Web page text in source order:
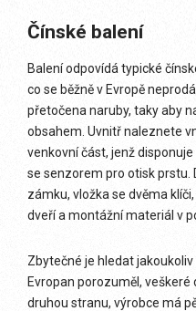
Čínské balení
Balení odpovídá typické
co se běžně v Evropě
přetočena naruby, taky aby
obsahem. Uvnitř naleznete
venkovní část, jenž
se senzorem pro otisk prstu.
zámku, vložka se dvěma
dveří a montážní materiál v
Zbytečné je hledat
Evropan porozuměl, veškeré
druhou stranu, výrobce má